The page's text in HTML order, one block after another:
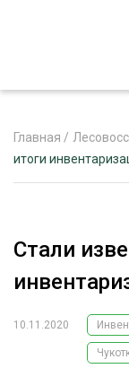
ЛЕСНОЕ
Главная /
итоги
Стали
10.11.2020